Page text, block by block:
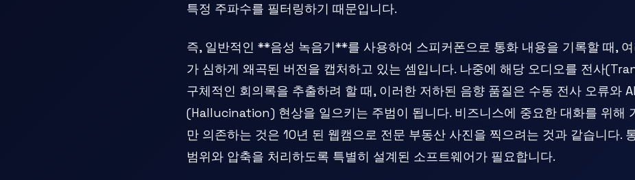
특정 주파수를 필터링하기 때문입니다.
즉, 일반적인 **음성 녹음기**를 사용하여 스피커폰으로 통화 내용을 기록할 때,
가 심하게 왜곡된 버전을 캡처하고 있는 셈입니다. 나중에 해당 오디오를 전사
구체적인 회의록을 추출하려 할 때, 이러한 저하된 음향 품질은 수동 전사 오류와
(Hallucination) 현상을 일으키는 주범이 됩니다. 비즈니스에 중요한 대화를 위해
만 의존하는 것은 10년 된 웹캠으로 전문 부동산 사진을 찍으려는 것과 같습니다.
범위와 압축을 처리하도록 특별히 설계된 소프트웨어가 필요합니다.